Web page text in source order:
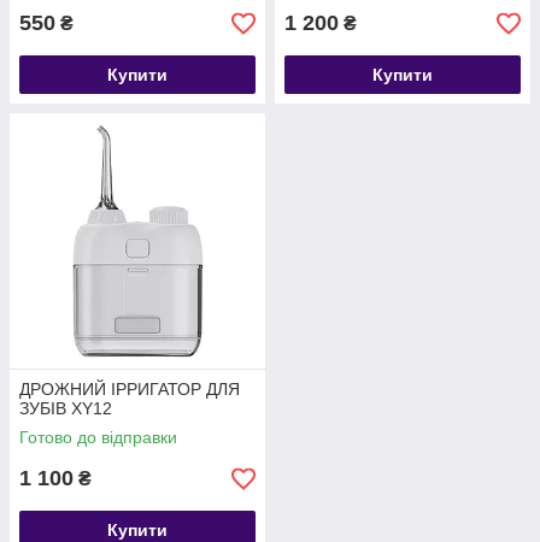
550 ₴
Купити
1 200 ₴
Купити
ДРОЖНИЙ ІРРИГАТОР ДЛЯ
ЗУБІВ XY12
Готово до відправки
1 100 ₴
Купити